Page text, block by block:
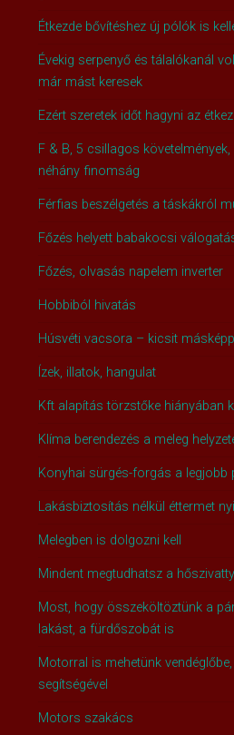
Étkezde bővítéshez új pólók is
Évekig serpenyő és tálalókanál
már mást keresek
Ezért szeretek időt hagyni az
F & B, 5 csillagos
néhány finomság
Férfias beszélgetés a táskákról
Főzés helyett babakocsi
Főzés, olvasás napelem inverter
Hobbiból hivatás
Húsvéti vacsora – kicsit másképp
Ízek, illatok, hangulat
Kft alapítás törzstőke hiányában
Klíma berendezés a meleg
Konyhai sürgés-forgás a legjobb
Lakásbiztosítás nélkül éttermet
Melegben is dolgozni kell
Mindent megtudhatsz a
Most, hogy összeköltöztünk a
lakást, a fürdőszobát is
Motorral is mehetünk
segítségével
Motors szakács